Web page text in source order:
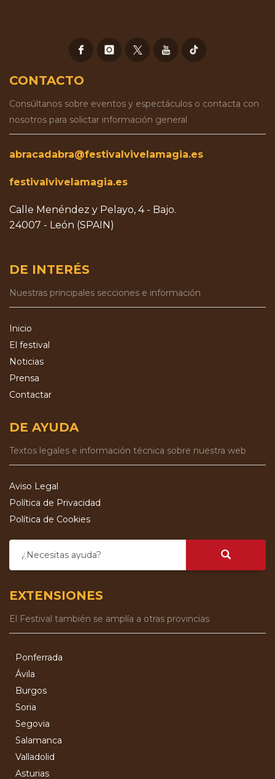
CONTACTO
Consúltanos sobre eventos y espectáculos o contacta con
nosotros para solictar información general
abracadabra@festivalvivelamagia.es
festivalvivelamagia.es
Calle Menéndez y Pelayo, 4 - Bajo.
24007 - León (SPAIN)
DE INTERÉS
Nuestras principales secciones e información
Inicio
El festival
Noticias
Prensa
Contactar
DE AYUDA
Textos legales e información técnica sobre nuestra web
Aviso Legal
Política de Privacidad
Política de Cookies
¿Necesitas ayuda?
EXTENSIONES
El Festival también se amplía a otras provincias
Ponferrada
Ávila
Burgos
Soria
Segovia
Salamanca
Valladolid
Asturias